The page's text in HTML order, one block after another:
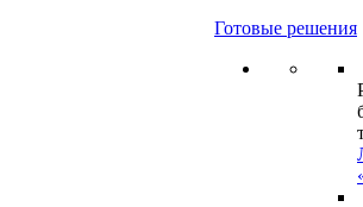
Готовые решения